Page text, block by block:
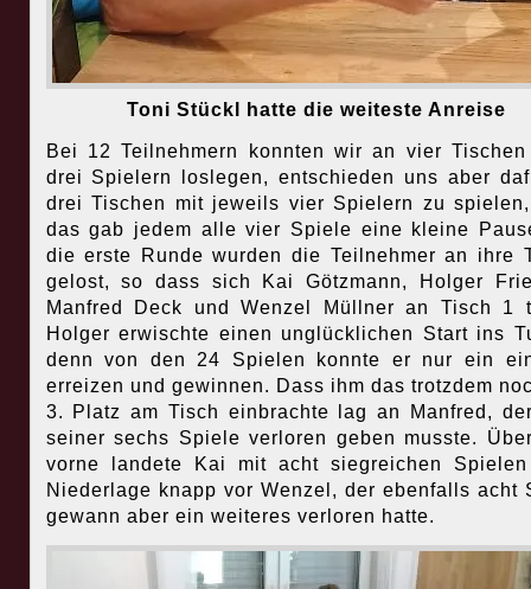
Toni Stückl hatte die weiteste Anreise
Bei 12 Teilnehmern konnten wir an vier
drei Spielern loslegen, entschieden uns aber
drei Tischen mit jeweils vier Spielern zu
das gab jedem alle vier Spiele eine kleine
die erste Runde wurden die Teilnehmer an ihre
gelost, so dass sich Kai Götzmann, Holger
Manfred Deck und Wenzel Müllner an Tisch 1
Holger erwischte einen unglücklichen Start ins
denn von den 24 Spielen konnte er nur ein
erreizen und gewinnen. Dass ihm das trotzdem
3. Platz am Tisch einbrachte lag an Manfred,
seiner sechs Spiele verloren geben musste.
vorne landete Kai mit acht siegreichen
Niederlage knapp vor Wenzel, der ebenfalls acht
gewann aber ein weiteres verloren hatte.